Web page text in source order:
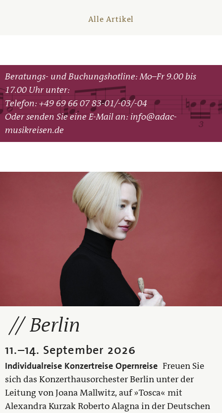
Alle Artikel
Beratungs- und Buchungshotline: Mo–Fr 9.00 bis
17.00 Uhr unter:
Telefon: +49 69 66 07 83-01/-03/-04
Oder senden Sie eine E-Mail an:info@adac-
musikreisen.de
Berlin
11.–14. September 2026
Individualreise Konzertreise Opernreise Freuen Sie
sich das Konzerthausorchester Berlin unter der
Leitung von Joana Mallwitz, auf »Tosca« mit
Alexandra Kurzak Roberto Alagna in der Deutschen